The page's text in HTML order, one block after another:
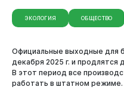
ЭКОЛОГИЯ ОБЩЕСТВО
Официальные выходные для
декабря 2025 г. и продлятся
В этот период все
работать в штатном режиме.